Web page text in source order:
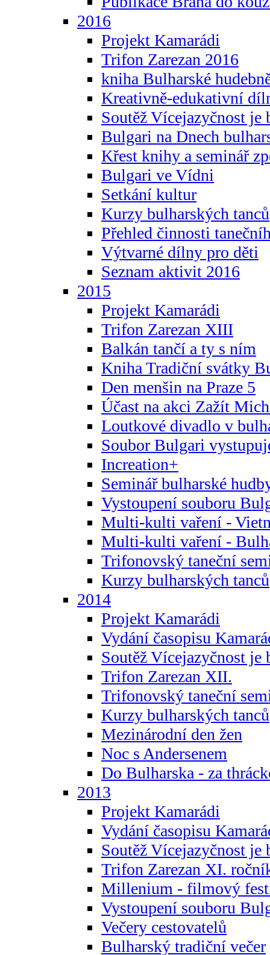
2016
Projekt Kamarádi
Trifon Zarezan 2016
kniha Bulharské
Kreativně-edukativní
Soutěž Vícejazyčnost je
Bulgari na Dnech
Křest knihy a seminář
Bulgari ve Vídni
Setkání kultur
Kurzy bulharských tanců
Přehled činnosti
Výtvarné dílny pro děti
Seznam aktivit 2016
2015
Projekt Kamarádi
Trifon Zarezan XIII
Balkán tančí a ty s ním
Kniha Tradiční svátky
Den menšin na Praze 5
Účast na akci Zažít
Loutkové divadlo v
Soubor Bulgari
Increation+
Seminář bulharské
Vystoupení souboru
Multi-kulti vaření -
Multi-kulti vaření -
Trifonovský taneční
Kurzy bulharských tanců
2014
Projekt Kamarádi
Vydání časopisu
Soutěž Vícejazyčnost je
Trifon Zarezan XII.
Trifonovský taneční
Kurzy bulharských tanců
Mezinárodní den žen
Noc s Andersenem
Do Bulharska - za
2013
Projekt Kamarádi
Vydání časopisu
Soutěž Vícejazyčnost je
Trifon Zarezan XI.
Millenium - filmový
Vystoupení souboru
Večery cestovatelů
Bulharský tradiční večer